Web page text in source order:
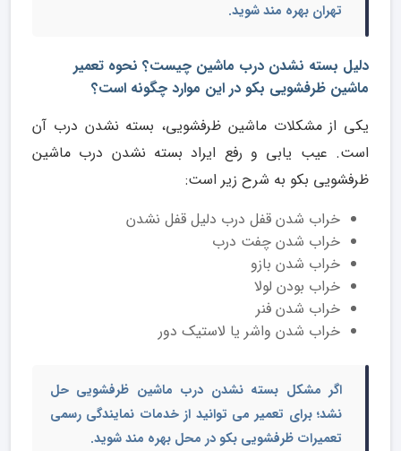
تهران بهره مند شوید.
دلیل بسته نشدن درب ماشین چیست؟ نحوه تعمیر
ماشین ظرفشویی بکو در این موارد چگونه است؟
یکی از مشکلات ماشین ظرفشویی، بسته نشدن درب آن
است. عیب یابی و رفع ایراد بسته نشدن درب ماشین
ظرفشویی بکو به شرح زیر است:
خراب شدن قفل درب دلیل قفل نشدن
خراب شدن چفت درب
خراب شدن بازو
خراب بودن لولا
خراب شدن فنر
خراب شدن واشر یا لاستیک دور
اگر مشکل بسته نشدن درب ماشین ظرفشویی حل
نشد؛ برای تعمیر می توانید از خدمات نمایندگی رسمی
تعمیرات ظرفشویی بکو در محل بهره مند شوید.